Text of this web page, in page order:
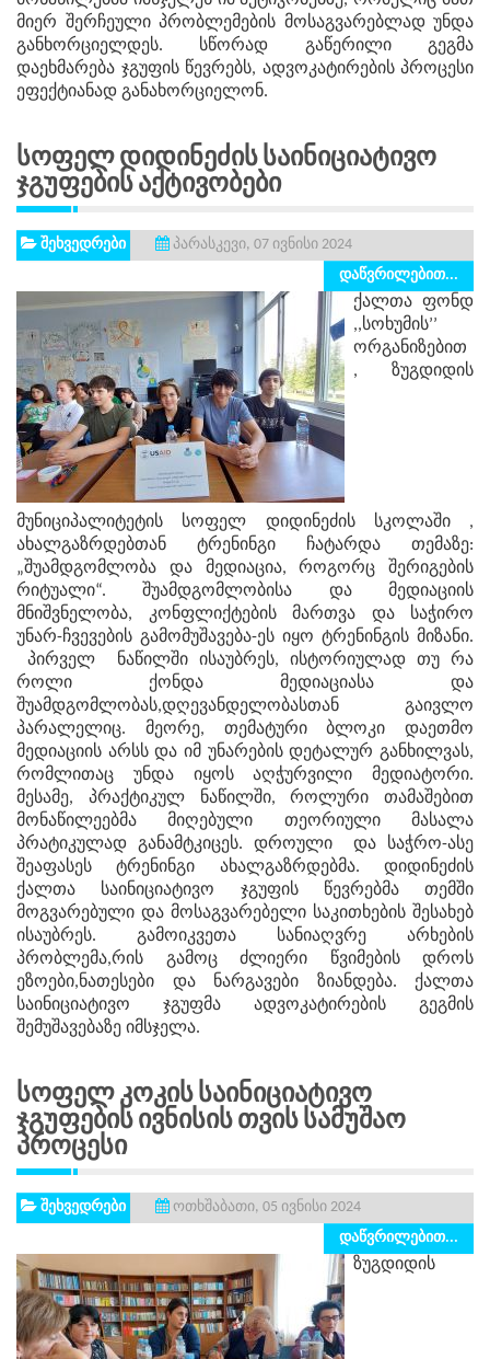
მიერ შერჩეული პრობლემების მოსაგვარებლად უნდა
განხორციელდეს. სწორად გაწერილი გეგმა
დაეხმარება ჯგუფის წევრებს, ადვოკატირების პროცესი
ეფექტიანად განახორციელონ.
Სოფელ Დიდინეძის Საინიციატივო
Ჯგუფების Აქტივობები
შეხვედრები
პარასკევი, 07 ივნისი 2024
დაწვრილებით...
ქალთა ფონდ
,,სოხუმის’’
ორგანიზებით
, ზუგდიდის
მუნიციპალიტეტის სოფელ დიდინეძის სკოლაში ,
ახალგაზრდებთან ტრენინგი ჩატარდა თემაზე:
„შუამდგომლობა და მედიაცია, როგორც შერიგების
რიტუალი“. შუამდგომლობისა და მედიაციის
მნიშვნელობა, კონფლიქტების მართვა და საჭირო
უნარ-ჩვევების გამომუშავება-ეს იყო ტრენინგის მიზანი.
პირველ ნაწილში ისაუბრეს, ისტორიულად თუ რა
როლი ქონდა მედიაციასა და
შუამდგომლობას,დღევანდელობასთან გაივლო
პარალელიც. მეორე, თემატური ბლოკი დაეთმო
მედიაციის არსს და იმ უნარების დეტალურ განხილვას,
რომლითაც უნდა იყოს აღჭურვილი მედიატორი.
მესამე, პრაქტიკულ ნაწილში, როლური თამაშებით
მონაწილეებმა მიღებული თეორიული მასალა
პრატიკულად განამტკიცეს. დროული და საჭრო-ასე
შეაფასეს ტრენინგი ახალგაზრდებმა. დიდინეძის
ქალთა საინიციატივო ჯგუფის წევრებმა თემში
მოგვარებული და მოსაგვარებელი საკითხების შესახებ
ისაუბრეს. გამოიკვეთა სანიაღვრე არხების
პრობლემა,რის გამოც ძლიერი წვიმების დროს
ეზოები,ნათესები და ნარგავები ზიანდება. ქალთა
საინიციატივო ჯგუფმა ადვოკატირების გეგმის
შემუშავებაზე იმსჯელა.
Სოფელ Კოკის Საინიციატივო
Ჯგუფების Ივნისის Თვის Სამუშაო
Პროცესი
შეხვედრები
ოთხშაბათი, 05 ივნისი 2024
დაწვრილებით...
ზუგდიდის